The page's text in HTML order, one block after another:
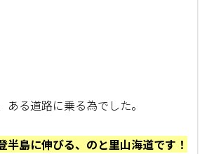
ある道路に乗る為でした。
半島に伸びる、のと里山海道です！